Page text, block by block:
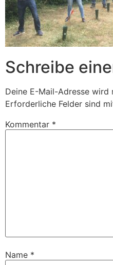
Schreibe
Deine E-Mail-Adresse
Erforderliche Felder sind
Kommentar *
Name *